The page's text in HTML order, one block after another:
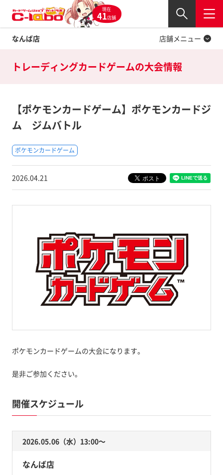
現在
41店舗
なんば店
閉じる
店舗メニュー
Twitter
トレーディングカードゲームの大会情報
【ポケモンカードゲーム】ポケモンカードジ
ム ジムバトル
ポケモンカードゲーム
2026.04.21
ポケモンカードゲームの大会になります。
是非ご参加ください。
開催スケジュール
2026.05.06（水）13:00〜
なんば店